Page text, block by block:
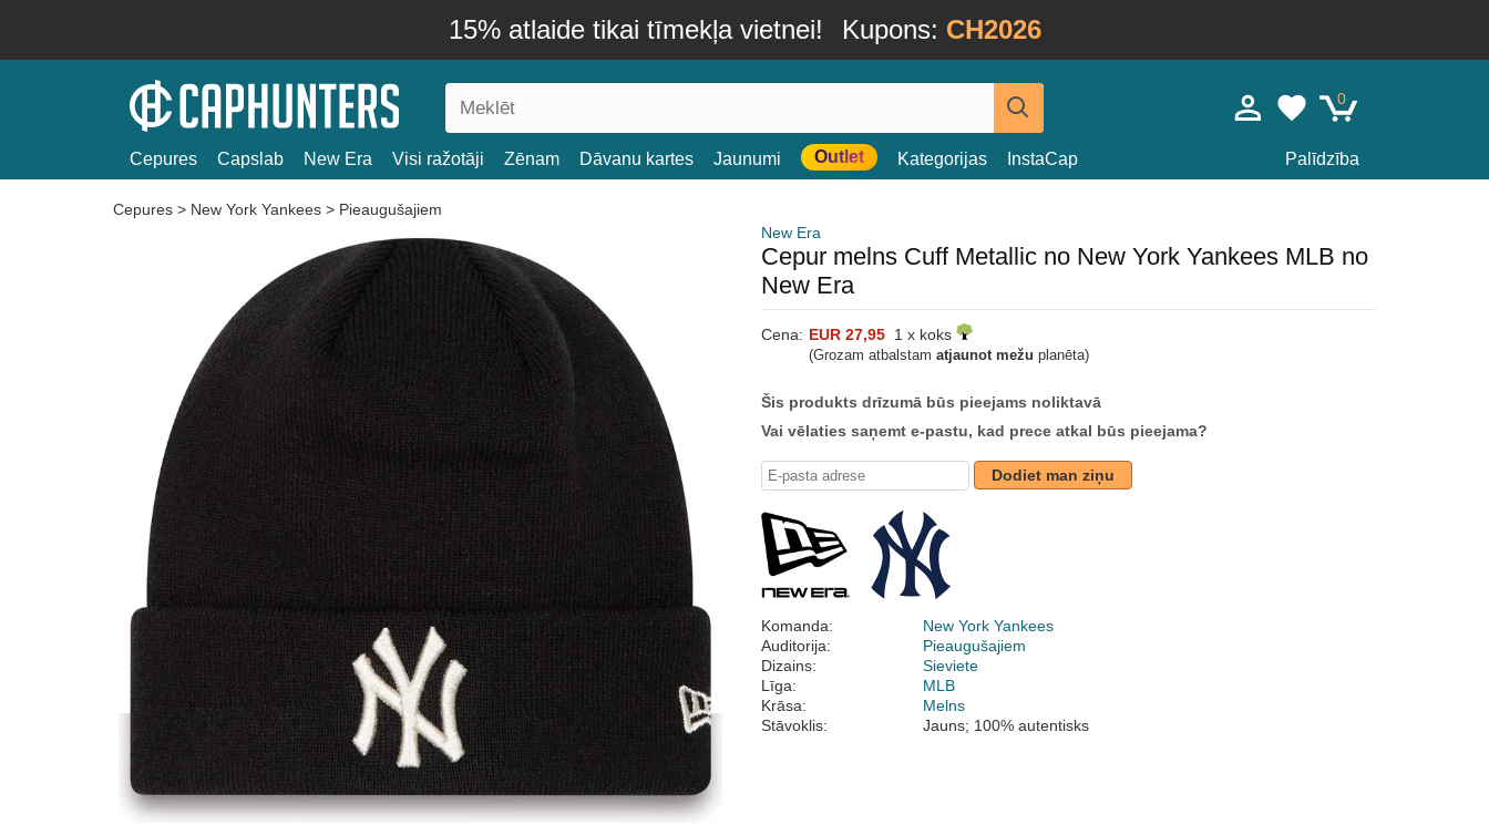
15% atlaide tikai tīmekļa vietnei! Kupons: CH2026
0
Cepures Capslab New Era Visi ražotāji Zēnam Dāvanu kartes Jaunumi Outlet Kategorijas InstaCap Palīdzība
Cepures > New York Yankees > Pieaugušajiem
New Era
Cepur melns Cuff Metallic no New York Yankees MLB no
New Era
Cena: EUR 27,95 1 x koks
(Grozam atbalstam atjaunot mežu planēta)
Šis produkts drīzumā būs pieejams noliktavā
Vai vēlaties saņemt e-pastu, kad prece atkal būs pieejama?
Dodiet man ziņu
Komanda:
New York Yankees
Auditorija:
Pieaugušajiem
Dizains:
Sieviete
Līga:
MLB
Krāsa:
Melns
Stāvoklis:
Jauns; 100% autentisks